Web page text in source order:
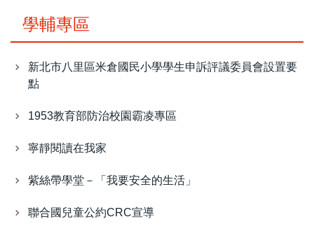
學輔專區
新北市八里區米倉國民小學學生申訴評議委員會設置要
點
1953教育部防治校園霸凌專區
寧靜閱讀在我家
紫絲帶學堂－「我要安全的生活」
聯合國兒童公約CRC宣導